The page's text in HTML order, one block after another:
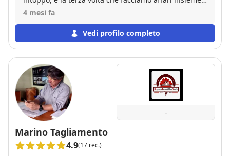
sia come venditore che come acquirente, eh niente,
4 mesi fa
Vedi profilo completo
-
Marino Tagliamento
4.9(17 rec.)